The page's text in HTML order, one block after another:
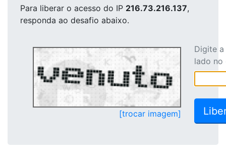
Para liberar o acesso do IP 216.73.216.137,
responda ao desafio abaixo.
[trocar imagem]
Digite
lado no